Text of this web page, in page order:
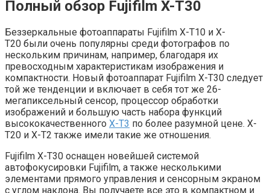
Полный обзор Fujifilm X-T30
Беззеркальные фотоаппараты Fujifilm X-T10 и X-
T20 были очень популярны среди фотографов по
нескольким причинам, например, благодаря их
превосходным характеристикам изображения и
компактности. Новый фотоаппарат Fujifilm X-T30 следует
той же тенденции и включает в себя тот же 26-
мегапиксельный сенсор, процессор обработки
изображений и большую часть набора функций
высококачественного X-T3 по более разумной цене. X-
T20 и X-T2 также имели такие же отношения.
Fujifilm X-T30 оснащен новейшей системой
автофокусировки Fujifilm, а также несколькими
элементами прямого управления и сенсорным экраном
с углом наклона. Вы получаете все это в компактном и